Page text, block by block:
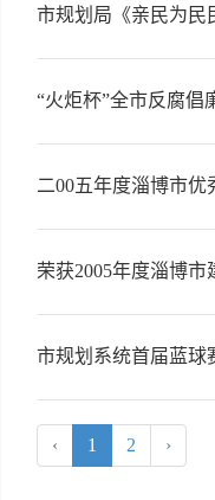
市规划局《亲民为民
“火炬杯”全市反腐倡
二00五年度淄博市优
荣获2005年度淄博
市规划系统首届蓝球
‹ 1 2 ›